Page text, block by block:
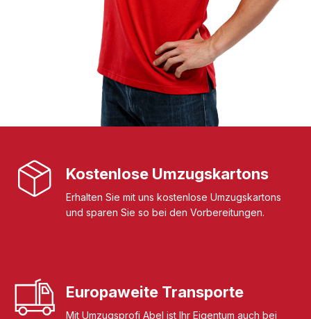
Kostenlose Umzugskartons
Erhalten Sie mit uns kostenlose Umzugskartons
und sparen Sie so bei den Vorbereitungen.
Europaweite Transporte
Mit Umzugsprofi Abel ist Ihr Eigentum auch bei